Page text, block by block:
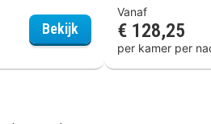
Bekijk Hotel Waterstate
Vanaf
€ 128,25
per kamer per